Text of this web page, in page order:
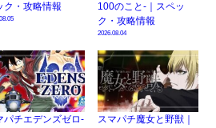
ク・攻略情報
100のこと-｜スペッ
ク・攻略情報
2026.08.04
パチエデンズゼロ-
スマパチ魔女と野獣｜